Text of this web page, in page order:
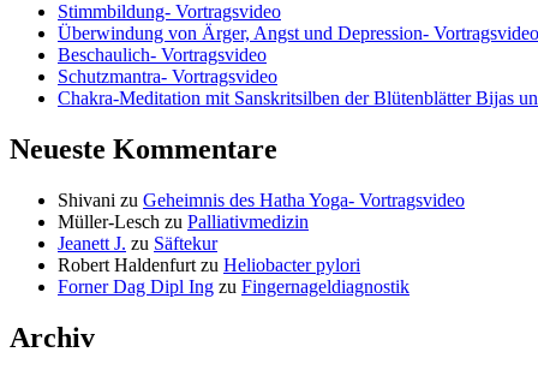
Stimmbildung- Vortragsvideo
Überwindung von Ärger, Angst und Depression- Vortragsvideo
Beschaulich- Vortragsvideo
Schutzmantra- Vortragsvideo
Chakra-Meditation mit Sanskritsilben der Blütenblätter Bijas
Neueste Kommentare
Shivani zu Geheimnis des Hatha Yoga- Vortragsvideo
Müller-Lesch zu Palliativmedizin
Jeanett J. zu Säftekur
Robert Haldenfurt zu Heliobacter pylori
Forner Dag Dipl Ing zu Fingernageldiagnostik
Archiv